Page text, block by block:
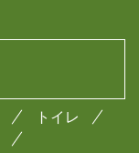
トイレ